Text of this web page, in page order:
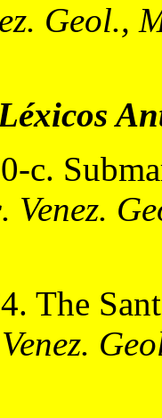
Geol.,
c.
Venez.
The